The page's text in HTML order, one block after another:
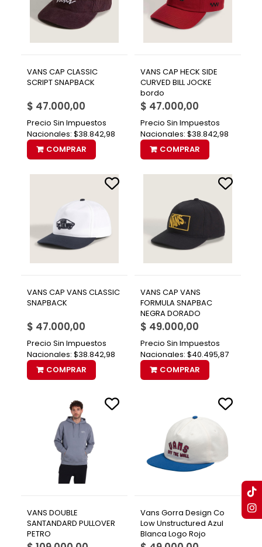
VANS CAP CLASSIC
SCRIPT SNAPBACK
$ 47.000,00
Precio Sin Impuestos
Nacionales: $38.842,98
COMPRAR
VANS CAP HECK SIDE
CURVED BILL JOCKE
bordo
$ 47.000,00
Precio Sin Impuestos
Nacionales: $38.842,98
COMPRAR
VANS CAP VANS CLASSIC
SNAPBACK
$ 47.000,00
Precio Sin Impuestos
Nacionales: $38.842,98
COMPRAR
VANS CAP VANS
FORMULA SNAPBAC
NEGRA DORADO
$ 49.000,00
Precio Sin Impuestos
Nacionales: $40.495,87
COMPRAR
VANS DOUBLE
SANTANDARD PULLOVER
PETRO
Vans Gorra Design Co
Low Unstructured Azul
Blanca Logo Rojo